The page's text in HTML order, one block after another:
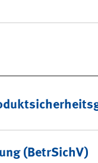
(BetrSichV)